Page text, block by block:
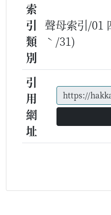
索
引
類
別
聲母索引/01
ˋ/31)
引
用
網
址